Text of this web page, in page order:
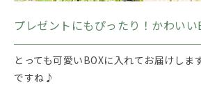
プレゼントにもぴったり！かわいい
とっても可愛いBOXに入れてお届けしま
ですね♪